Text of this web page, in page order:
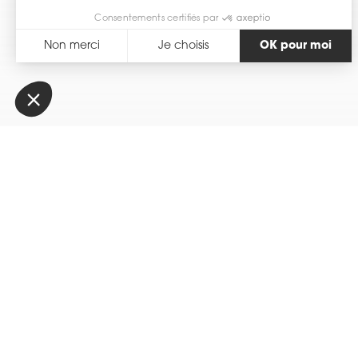
Consentements certifiés par
Non merci Je choisis OK pour moi
Plateforme de Gestion du Consentement : Personnalisez vos
Notre plateforme vous permet d'adapter et de gérer vos